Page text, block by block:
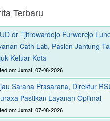
Terbaru
dr Tjitrowardojo Purworejo
Cath Lab, Pasien Jantung
Keluar Kota
on: Jumat, 07-08-2026
Sarana Prasarana, Direktur
Pastikan Layanan Optimal
on: Jumat, 07-08-2026